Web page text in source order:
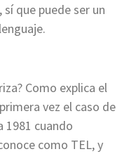
que puede ser un
Como explica el
vez el caso de
1981 cuando
como TEL, y